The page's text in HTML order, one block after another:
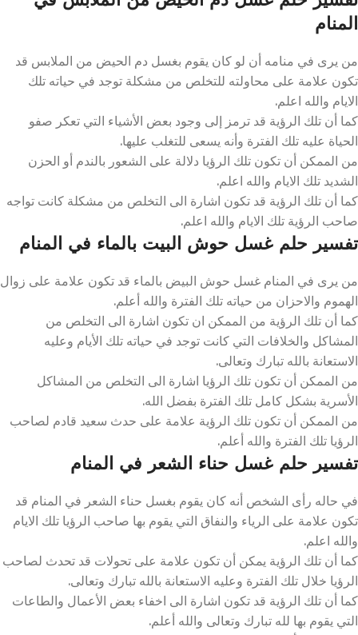
المنام
من يرى في منامه أن لو كان يقوم بغسل دم الحيض من الملابس قد
تكون علامة على محاولته للتخلص من مشكلة توجد في حياته تلك
الايام والله اعلم.
كما أن تلك الرؤية قد ترمز إلى وجود بعض الأشياء التي تعكر صفو
الحياة عليه تلك الفترة وأنه يسعى للتغلب عليها.
من الممكن أن تكون تلك الرؤيا دلالة على الشعور بالندم أو الحزن
الشديد تلك الايام والله اعلم.
كما أن تلك الرؤية قد تكون اشارة الى التخلص من مشكلة كانت تواجه
صاحب الرؤية تلك الايام والله اعلم.
تفسير حلم غسل حوش البيت بالماء في المنام
من يرى في المنام غسل حوش البيض بالماء قد تكون علامة على زوال
الهموم والاحزان من حياته تلك الفترة والله أعلم.
كما أن تلك الرؤية من الممكن ان تكون اشارة الى التخلص من
المشاكل والخلافات التي كانت توجد في حياته تلك الأيام وعليه
الاستعانة بالله تبارك وتعالى.
من الممكن أن تكون تلك الرؤيا اشارة الى التخلص من المشاكل
الأسرية بشكل كامل تلك الفترة بفضل الله.
من الممكن أن تكون تلك الرؤية علامة على حدث سعيد قادم لصاحب
الرؤيا تلك الفترة والله أعلم.
تفسير حلم غسل حناء الشعر في المنام
في حاله رأى الشخص أنه كان يقوم بغسل حناء الشعر في المنام قد
تكون علامة على الرياء والنفاق التي يقوم بها صاحب الرؤيا تلك الايام
والله اعلم.
كما أن تلك الرؤية يمكن أن تكون علامة على تحولات قد تحدث لصاحب
الرؤيا خلال تلك الفترة وعليه الاستعانة بالله تبارك وتعالى.
كما أن تلك الرؤية قد تكون اشارة الى اخفاء بعض الأعمال والطاعات
التي يقوم بها لله تبارك وتعالى والله أعلم.